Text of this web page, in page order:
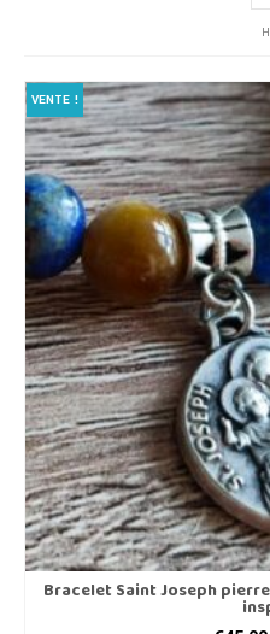
VENTE !
Bracelet Saint Joseph